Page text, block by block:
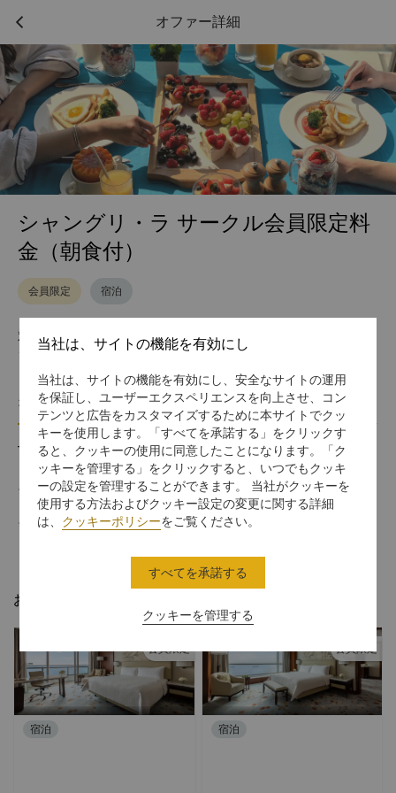
オファー詳細
シャングリ・ラ サークル会員限定料
金（朝食付）
会員限定 宿泊
対象ホテル
シャングリ・ラ 秦皇島
オファー詳細 利用規約
This offer includes:
Daily buffet breakfast for 1 person.
Stay at Deluxe Room.
おすすめのオファー
宿泊 宿泊
当社は、サイトの機能を有効にし
当社は、サイトの機能を有効にし、安全なサイトの運用
を保証し、ユーザーエクスペリエンスを向上させ、コン
テンツと広告をカスタマイズするために本サイトでクッ
キーを使用します。「すべてを承諾する」をクリックす
ると、クッキーの使用に同意したことになります。「ク
ッキーを管理する」をクリックすると、いつでもクッキ
ーの設定を管理することができます。 当社がクッキーを
使用する方法およびクッキー設定の変更に関する詳細
は、 クッキーポリシーをご覧ください。
クッキーを管理する
すべてを承諾する